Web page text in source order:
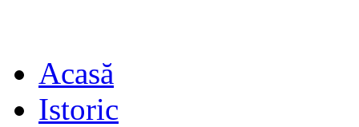
Acasă
Istoric